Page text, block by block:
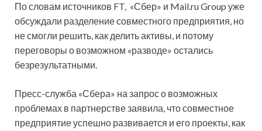
По словам источников FT, «Сбер» и Mail.ru Group уже
обсуждали разделение совместного предприятия, но
не смогли решить, как делить активы, и потому
переговоры о возможном «разводе» остались
безрезультатными.
Пресс-служба «Сбера» на запрос о возможных
проблемах в партнерстве заявила, что совместное
предприятие успешно развивается и его проекты, как